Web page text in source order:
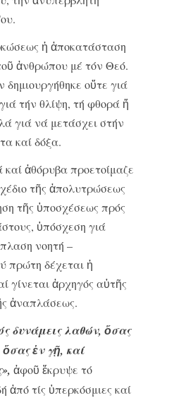
ἡ ἀποκατάσταση
ἀνθρώπου μέ τόν Θεό.
οὔτε γιά
τήν θλίψη, τή φθορά ἤ
γιά νά μετάσχει στήν
καί δόξα.
ἀθόρυβα προετοίμαζε
τῆς ἀπολυτρώσεως
τῆς ὑποσχέσεως πρός
ὑπόσχεση γιά
νοητή –
πρώτη δέχεται ἡ
γίνεται ἀρχηγός αὐτῆς
ἀναπλάσεως.
δυνάμεις λαθών, ὅσας
ἐν γῇ, καί
», ἀφοῦ ἔκρυψε τό
ἀπό τίς ὑπερκόσμιες καί